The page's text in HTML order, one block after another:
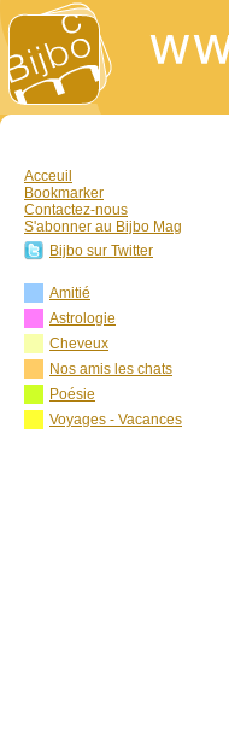
Acceuil
Bookmarker
Contactez-nous
S'abonner au Bijbo Mag
Bijbo sur Twitter
Amitié
Astrologie
Cheveux
Nos amis les chats
Poésie
Voyages - Vacances